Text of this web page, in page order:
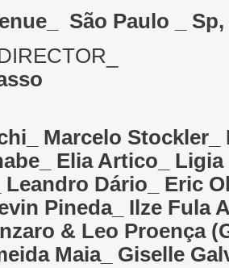
São Paulo _
Marcelo Stockler_
Elia Artico_
Leandro Dário_ Eric
Pineda_ Ilze Fula
& Leo Proença
Maia_ Giselle